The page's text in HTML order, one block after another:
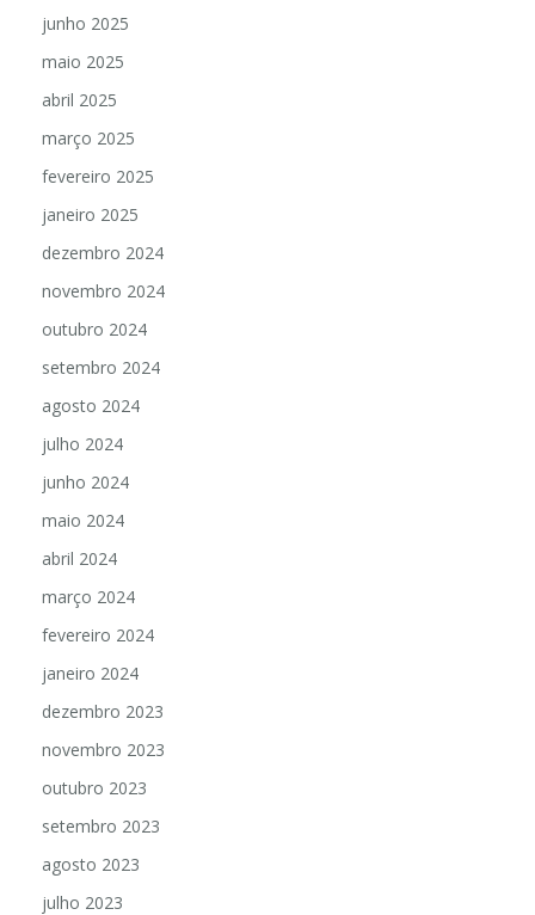
junho 2025
maio 2025
abril 2025
março 2025
fevereiro 2025
janeiro 2025
dezembro 2024
novembro 2024
outubro 2024
setembro 2024
agosto 2024
julho 2024
junho 2024
maio 2024
abril 2024
março 2024
fevereiro 2024
janeiro 2024
dezembro 2023
novembro 2023
outubro 2023
setembro 2023
agosto 2023
julho 2023